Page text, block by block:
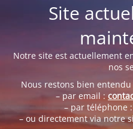
Site
Notre site est actuellement
nos
Nous restons bien entendu
– par email :
– par téléphone :
– ou directement via notre